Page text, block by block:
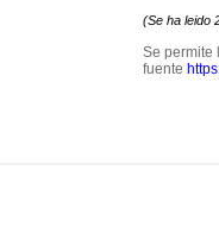
(Se ha leido
Se permite
fuente